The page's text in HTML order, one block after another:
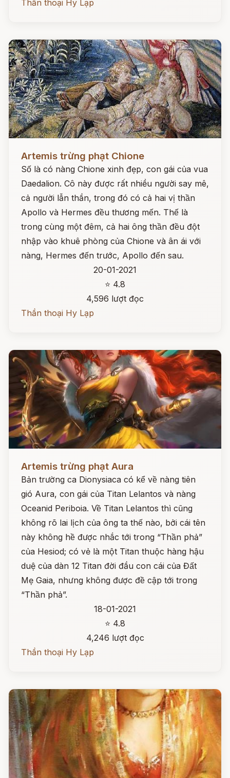
Thần thoại Hy Lạp
Artemis trừng phạt Chione
Số là có nàng Chione xinh đẹp, con gái của vua
Daedalion. Cô này được rất nhiều người say mê,
cả người lẫn thần, trong đó có cả hai vị thần
Apollo và Hermes đều thương mến. Thế là
trong cùng một đêm, cả hai ông thần đều đột
nhập vào khuê phòng của Chione và ân ái với
nàng, Hermes đến trước, Apollo đến sau.
20-01-2021
⭐ 4.8
4,596 lượt đọc
Thần thoại Hy Lạp
Artemis trừng phạt Aura
Bản trường ca Dionysiaca có kể về nàng tiên
gió Aura, con gái của Titan Lelantos và nàng
Oceanid Periboia. Về Titan Lelantos thì cũng
không rõ lai lịch của ông ta thế nào, bởi cái tên
này không hề được nhắc tới trong “Thần phả”
của Hesiod; có vẻ là một Titan thuộc hàng hậu
duệ của dàn 12 Titan đời đầu con cái của Đất
Mẹ Gaia, nhưng không được đề cập tới trong
“Thần phả”.
18-01-2021
⭐ 4.8
4,246 lượt đọc
Thần thoại Hy Lạp